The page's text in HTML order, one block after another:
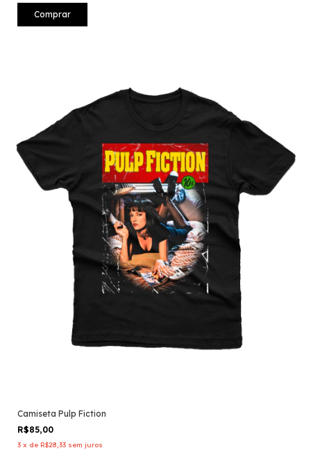
Comprar
Camiseta Pulp Fiction
R$85,00
3 x de R$28,33 sem juros